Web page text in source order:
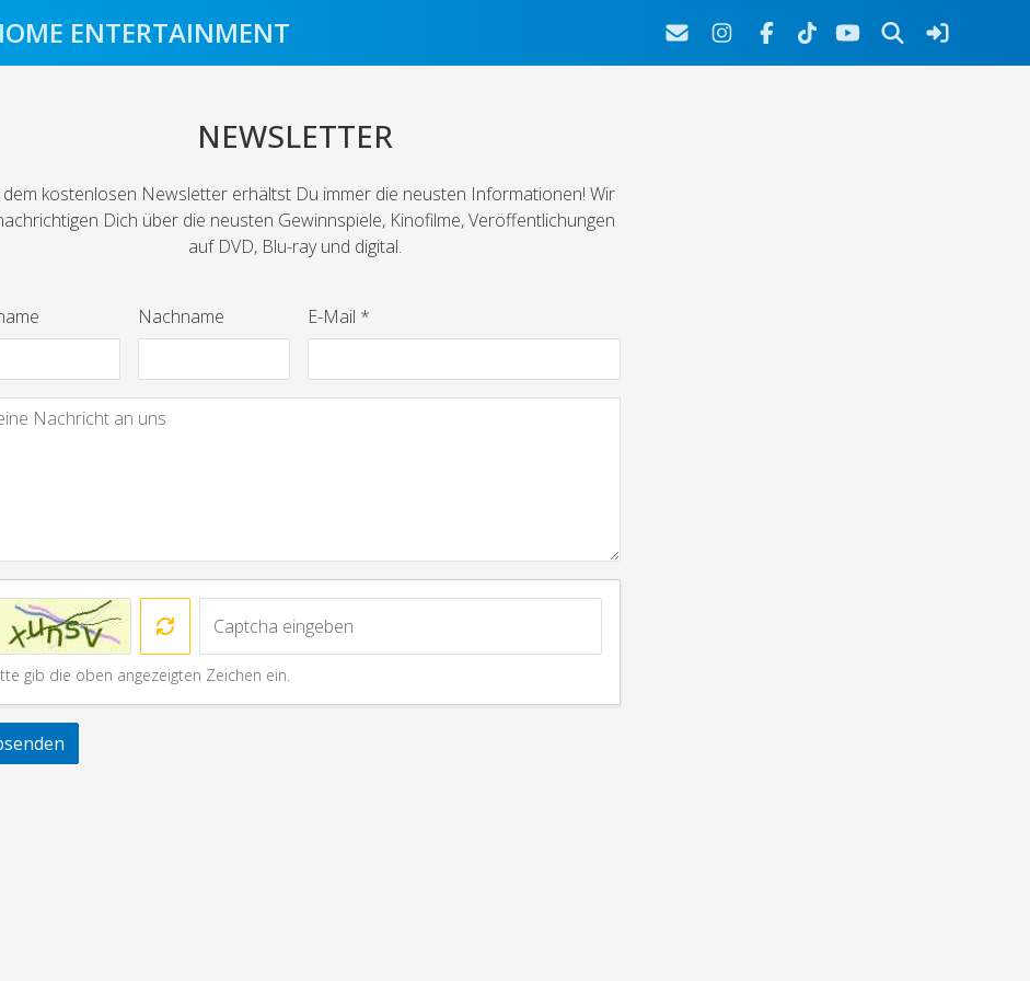
ENTERTAINMENT
NEWSLETTER
kostenlosen Newsletter erhältst Du immer die neusten Informationen! Wir
Dich über die neusten Gewinnspiele, Kinofilme, Veröffentlichungen
auf DVD, Blu-ray und digital.
Nachname E-Mail *
gib die oben angezeigten Zeichen ein.